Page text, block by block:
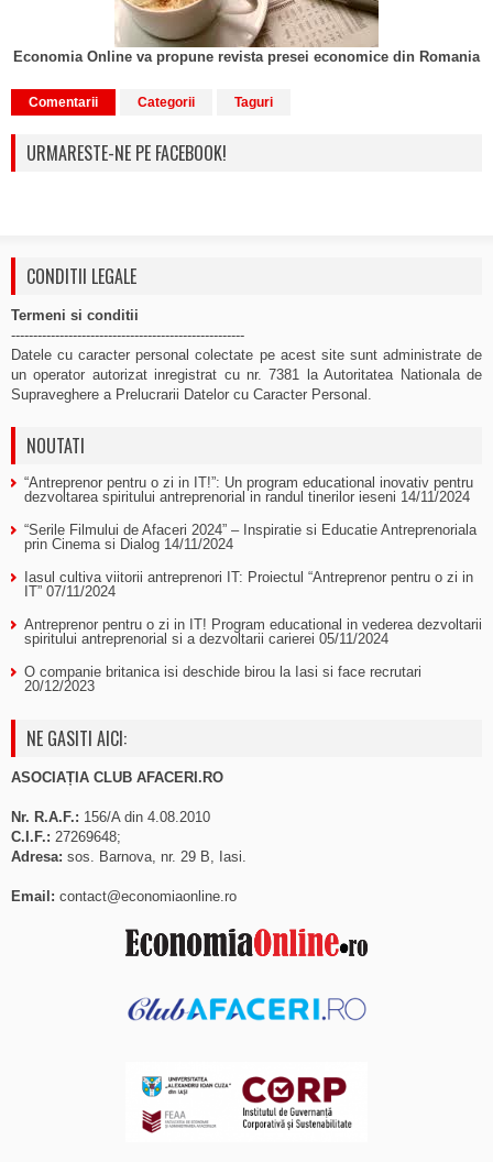
Economia Online va propune revista presei economice din Romania
Comentarii Categorii Taguri
URMARESTE-NE PE FACEBOOK!
CONDITII LEGALE
Termeni si conditii
-----------------------------------------------------
Datele cu caracter personal colectate pe acest site sunt administrate de
un operator autorizat inregistrat cu nr. 7381 la Autoritatea Nationala de
Supraveghere a Prelucrarii Datelor cu Caracter Personal.
NOUTATI
“Antreprenor pentru o zi in IT!”: Un program educational inovativ pentru
dezvoltarea spiritului antreprenorial in randul tinerilor ieseni 14/11/2024
“Serile Filmului de Afaceri 2024” – Inspiratie si Educatie Antreprenoriala
prin Cinema si Dialog 14/11/2024
Iasul cultiva viitorii antreprenori IT: Proiectul “Antreprenor pentru o zi in
IT” 07/11/2024
Antreprenor pentru o zi in IT! Program educational in vederea dezvoltarii
spiritului antreprenorial si a dezvoltarii carierei 05/11/2024
O companie britanica isi deschide birou la Iasi si face recrutari
20/12/2023
NE GASITI AICI:
ASOCIAȚIA CLUB AFACERI.RO
Nr. R.A.F.: 156/A din 4.08.2010
C.I.F.: 27269648;
Adresa: sos. Barnova, nr. 29 B, Iasi.
Email: contact@economiaonline.ro